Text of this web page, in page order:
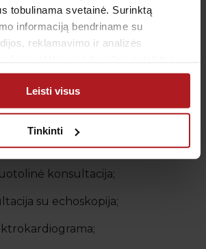
tobulinama svetainė. Surinktą
informaciją bendriname su
reklamavimo ir analizės
surinktos informacijos.
Leisti visus
Tinkinti
teikia vaikų
Vilniuje ir Kaune esančiose
teikia šias paslaugas:
konsultacija;
su echoskopija;